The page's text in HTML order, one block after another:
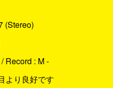
(Stereo)
Record : M -
より良好です